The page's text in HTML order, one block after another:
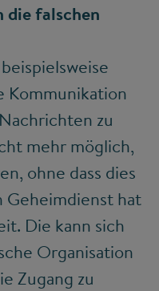
falschen
Kommunikation
zu
mehr möglich,
ohne dass dies
hat
Die kann sich
Organisation
Zugang zu